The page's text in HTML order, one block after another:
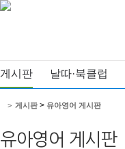
게시판 날따·북클럽
유아영어 게시판
> 게시판> 유아영어 게시판